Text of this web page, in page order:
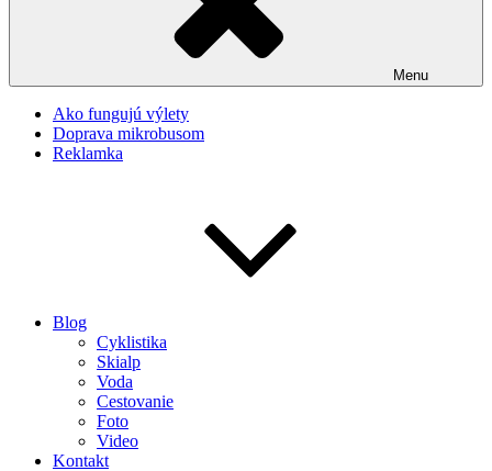
Menu
Ako fungujú výlety
Doprava mikrobusom
Reklamka
Blog
Cyklistika
Skialp
Voda
Cestovanie
Foto
Video
Kontakt